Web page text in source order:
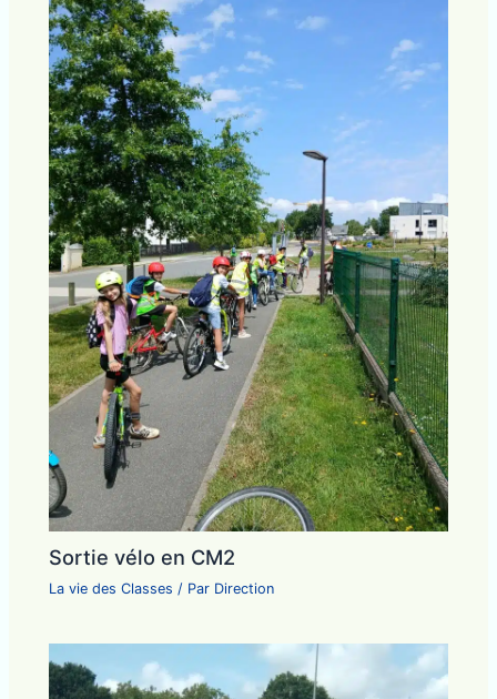
Sortie vélo en CM2
La vie des Classes / Par Direction